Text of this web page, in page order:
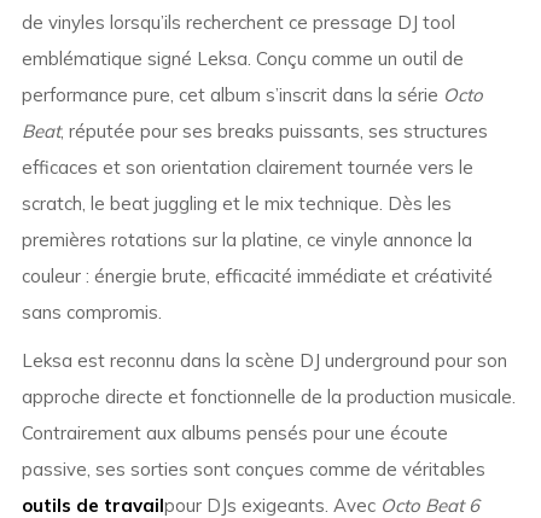
de vinyles lorsqu’ils recherchent ce pressage DJ tool
emblématique signé Leksa. Conçu comme un outil de
performance pure, cet album s’inscrit dans la série Octo
Beat, réputée pour ses breaks puissants, ses structures
efficaces et son orientation clairement tournée vers le
scratch, le beat juggling et le mix technique. Dès les
premières rotations sur la platine, ce vinyle annonce la
couleur : énergie brute, efficacité immédiate et créativité
sans compromis.
Leksa est reconnu dans la scène DJ underground pour son
approche directe et fonctionnelle de la production musicale.
Contrairement aux albums pensés pour une écoute
passive, ses sorties sont conçues comme de véritables
outils de travailpour DJs exigeants. Avec Octo Beat 6